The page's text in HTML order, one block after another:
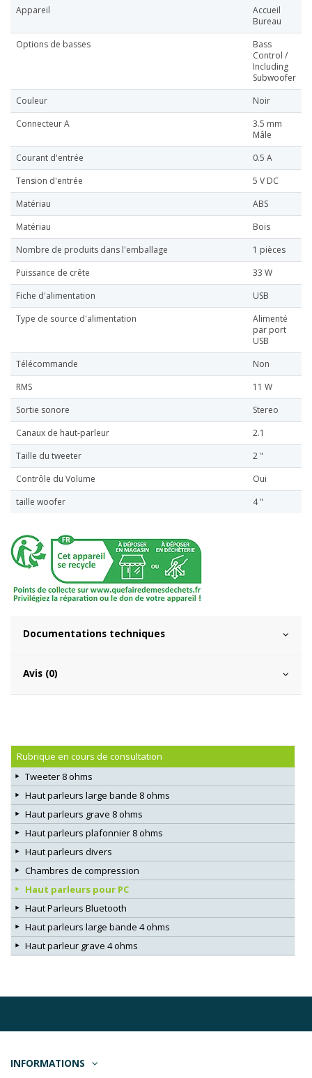
Appareil
Accueil
Bureau
Options de basses
Bass
Control /
Including
Subwoofer
Couleur
Noir
Connecteur A
3.5 mm
Mâle
Courant d'entrée
0.5 A
Tension d'entrée
5 V DC
Matériau
ABS
Matériau
Bois
Nombre de produits dans l'emballage
1 pièces
Puissance de crête
33 W
Fiche d'alimentation
USB
Type de source d'alimentation
Alimenté
par port
USB
Télécommande
Non
RMS
11 W
Sortie sonore
Stereo
Canaux de haut-parleur
2.1
Taille du tweeter
2 "
Contrôle du Volume
Oui
taille woofer
4 "
Documentations techniques
Avis (0)
Rubrique en cours de consultation
Tweeter 8 ohms
Haut parleurs large bande 8 ohms
Haut parleurs grave 8 ohms
Haut parleurs plafonnier 8 ohms
Haut parleurs divers
Chambres de compression
Haut parleurs pour PC
Haut Parleurs Bluetooth
Haut parleurs large bande 4 ohms
Haut parleur grave 4 ohms
INFORMATIONS